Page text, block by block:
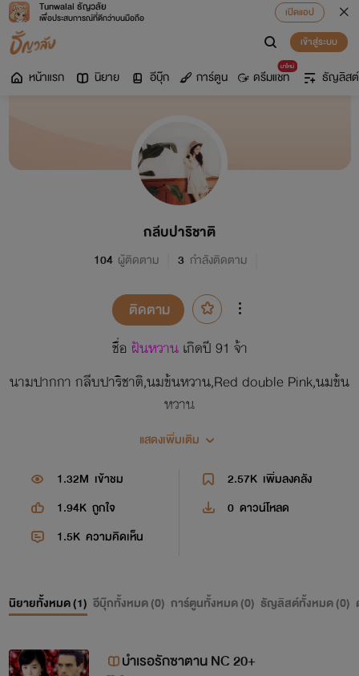
Tunwalai ธัญวลัย
เพื่อประสบการณ์ที่ดีกว่าบนมือถือ
เปิดแอป
เข้าสู่ระบบ
หน้าแรก นิยาย อีบุ๊ก การ์ตูน
มาใหม่
ดรีมแชท ธัญลิสต์
กลีบปาริชาติ
104 ผู้ติดตาม 3 กำลังติดตาม
ติดตาม
ชื่อ ฝันหวานเกิดปี 91 จ้า
นามปากกา กลีบปาริชาติ,นมข้นหวาน,Red double Pink,นมข้น
หวาน
เป็นนักเขียนสมัครเล่นค่ะ
เป็นนักอ่านด้วย อ่านทุกแนวค่า รักใสๆ โรแมนติก โรมานต์ Yaoi
ช่องทางการติดต่อ ติดตาม
LINE -sweety_fhanwhan
แสดงเพิ่มเติม
1.32M เข้าชม 2.57K เพิ่มลงคลัง
1.94K ถูกใจ 0 ดาวน์โหลด
1.5K ความคิดเห็น
นิยายทั้งหมด (1) อีบุ๊กทั้งหมด (0) การ์ตูนทั้งหมด (0) ธัญลิสต์ทั้งหมด (0)
บำเรอรักซาตาน NC 20+